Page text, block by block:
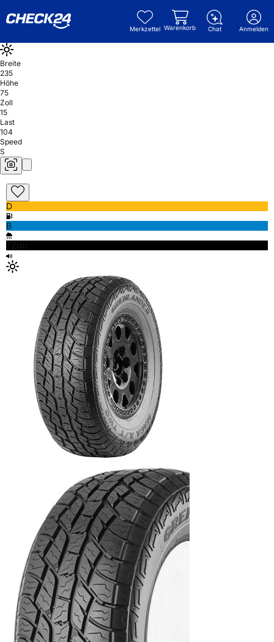
Merkzettel Warenkorb Chat Anmelden
Breite
235
Höhe
75
Zoll
15
Last
104
Speed
S
D
B
72db